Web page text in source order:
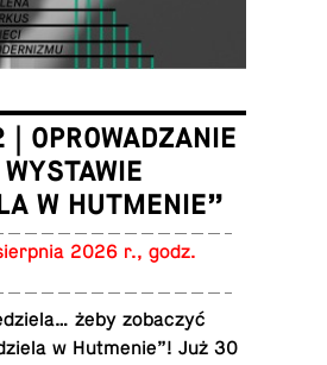
OPROWADZANIE
W HUTMENIE”
2026 r., godz.
żeby zo­ba­czyć
w Hut­me­nie”! Już 30